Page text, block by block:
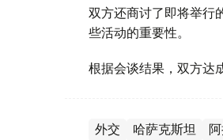
双方还商讨了即将举行
些活动的重要性。
根据会谈结果，双方达
外交 哈萨克斯坦